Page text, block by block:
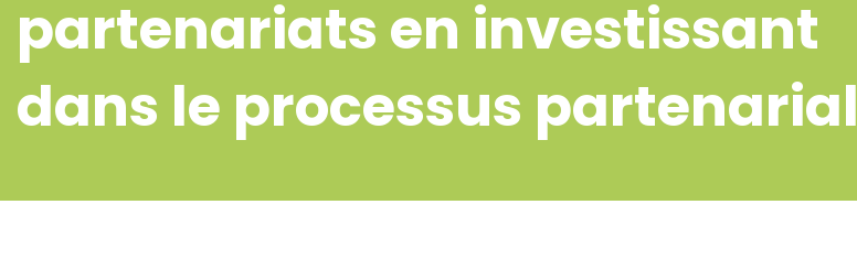
partenariats en investissant
dans le processus partenarial